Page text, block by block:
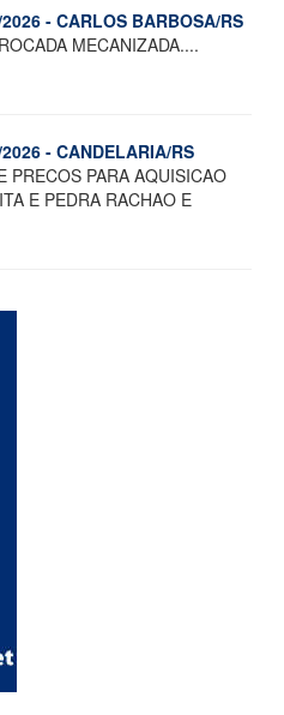
- CARLOS BARBOSA/RS
MECANIZADA....
- CANDELARIA/RS
PARA AQUISICAO
E PEDRA RACHAO E